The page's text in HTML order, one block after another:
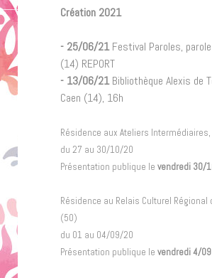
Création 2021
- 25/06/21Festival Paroles,
(14) REPORT
- 13/06/21Bibliothèque Alexis de
Caen (14), 16h
Résidence aux Ateliers
du 27 au 30/10/20
Présentation publique le vendredi 30/
Résidence au Relais Culturel Régional
(50)
du 01 au 04/09/20
Présentation publique le vendredi 4/